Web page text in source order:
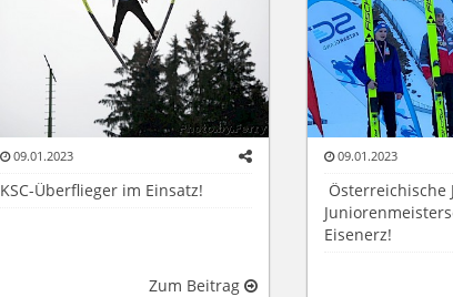
09.01.2023
KSC-Überflieger im Einsatz!
Zum Beitrag
09.01.2023
Österreichische
Eisenerz!